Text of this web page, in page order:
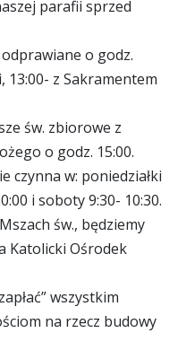
parafii sprzed
o godz.
13:00- z Sakramentem
św. zbiorowe z
o godz. 15:00.
czynna w: poniedziałki
i soboty 9:30- 10:30.
św., będziemy
Katolicki Ośrodek
wszystkim
na rzecz budowy